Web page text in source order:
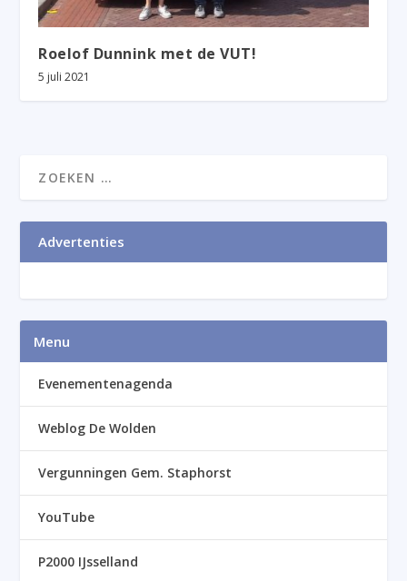
Roelof Dunnink met de VUT!
5 juli 2021
Advertenties
Menu
Evenementenagenda
Weblog De Wolden
Vergunningen Gem. Staphorst
YouTube
P2000 IJsselland